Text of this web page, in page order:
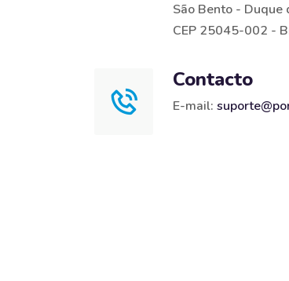
São Bento - Duque
CEP 25045-002 -
Contacto
E-mail: